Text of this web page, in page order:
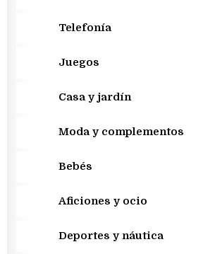
Telefonía
Juegos
Casa y jardín
Moda y complementos
Bebés
Aficiones y ocio
Deportes y náutica